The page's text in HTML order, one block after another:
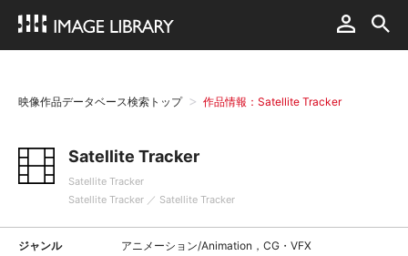
映像作品データベース検索トップ 作品情報：Satellite Tracker
Satellite Tracker
Satellite Tracker
Satellite Tracker ／ Satellite Tracker
ジャンル アニメーション/Animation，CG・VFX